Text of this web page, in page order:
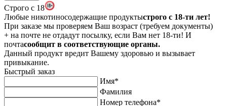
Строго с 18
Любые никотиносодержащие продуктыстрого c 18-ти лет!
При заказе мы проверяем Ваш возраст (требуем документы)
+ на почте не отдадут посылку, если Вам нет 18-ти! И
почтасообщит в соответствующие органы.
Данный продукт вредит Вашему здоровью и вызывает
привыкание.
Быстрый заказ
Имя*
Фамилия
Номер телефона*